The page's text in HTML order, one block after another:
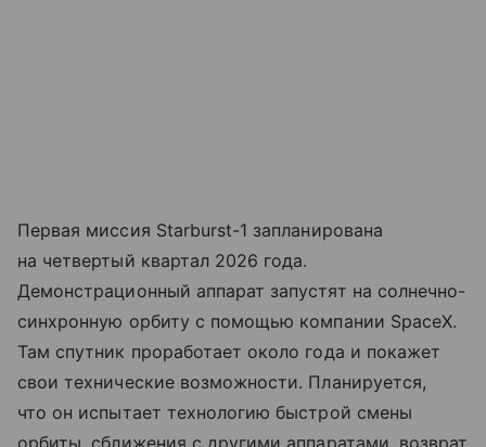
Первая миссия Starburst-1 запланирована
на четвертый квартал 2026 года.
Демонстрационный аппарат запустят на солнечно-
синхронную орбиту с помощью компании SpaceX.
Там спутник проработает около года и покажет
свои технические возможности. Планируется,
что он испытает технологию быстрой смены